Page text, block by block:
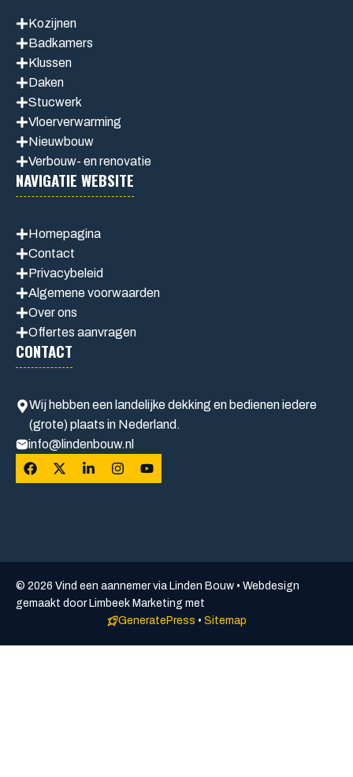
Kozijnen
Badkamers
Klussen
Daken
Stucwerk
Vloerverwarming
Nieuwbouw
Verbouw- en renovatie
NAVIGATIE WEBSITE
Homepagina
Contact
Privacybeleid
Algemene voorwaarden
Over ons
Offertes aanvragen
CONTACT
Wij hebben een landelijke dekking en bedienen iedere
(grote) plaats in Nederland.
info@lindenbouw.nl
© 2026 Vind een aannemer via Linden Bouw • Webdesign
gemaakt door Limbeek Marketing met
GeneratePress • Sitemap